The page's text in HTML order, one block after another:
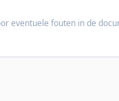
eventuele fouten in de